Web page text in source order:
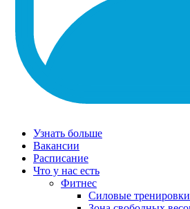
Узнать больше
Вакансии
Расписание
Что у нас есть
Фитнес
Силовые